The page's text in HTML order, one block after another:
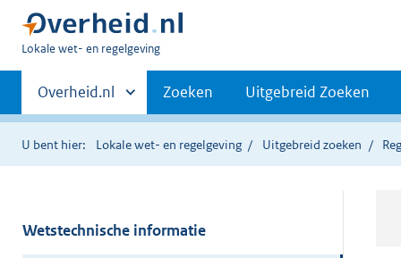
U
hier:
Lokale wet- en regelgeving
Primaire
navigatie
Andere
sites
binnen
Overheid.nl Zoeken Uitgebreid Zoeken
U bent hier: Lokale wet- en regelgeving Uitgebreid zoeken
Wetstechnische informatie